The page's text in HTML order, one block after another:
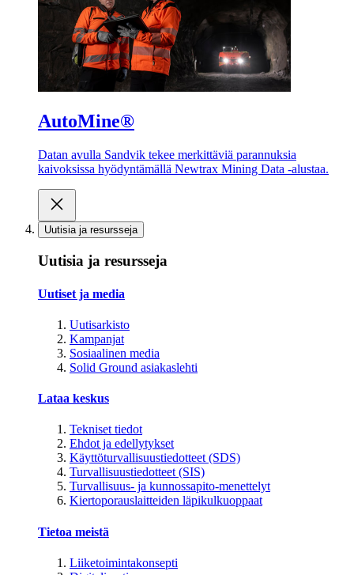
AutoMine®
Datan avulla Sandvik tekee merkittäviä parannuksia
kaivoksissa hyödyntämällä Newtrax Mining Data -alustaa.
Uutisia ja resursseja
Uutisia ja resursseja
Uutiset ja media
Uutisarkisto
Kampanjat
Sosiaalinen media
Solid Ground asiakaslehti
Lataa keskus
Tekniset tiedot
Ehdot ja edellytykset
Käyttöturvallisuustiedotteet (SDS)
Turvallisuustiedotteet (SIS)
Turvallisuus- ja kunnossapito-menettelyt
Kiertoporauslaitteiden läpikulkuoppaat
Tietoa meistä
Liiketoimintakonsepti